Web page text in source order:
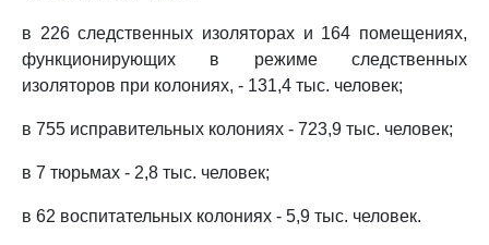
в 226 следственных изоляторах и 164 помещениях,
функционирующих в режиме следственных
изоляторов при колониях, - 131,4 тыс. человек;
в 755 исправительных колониях - 723,9 тыс. человек;
в 7 тюрьмах - 2,8 тыс. человек;
в 62 воспитательных колониях - 5,9 тыс. человек.